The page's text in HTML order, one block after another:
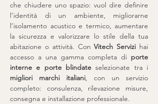
che chiudere uno spazio: vuol dire definire
l’identità di un ambiente, migliorarne
l’isolamento acustico e termico, aumentare
la sicurezza e valorizzare lo stile della tua
abitazione o attività. ConVitech Servizi hai
accesso a una gamma completa di porte
interne e porte blindate selezionate tra i
migliori marchi italiani, con un servizio
completo: consulenza, rilevazione misure,
consegna e installazione professionale.